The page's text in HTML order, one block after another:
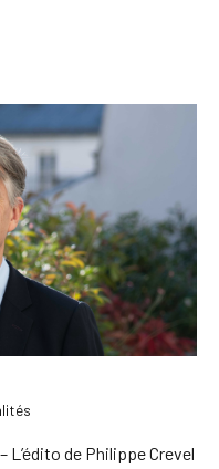
L’édito de Philippe Crevel